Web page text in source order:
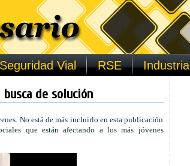
Seguridad Vial RSE Industria
de solución
No está de más incluirlo en esta publicación
que están afectando a los más jóvenes